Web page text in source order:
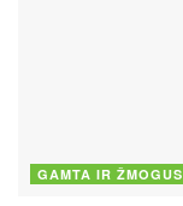
GAMTA IR ŽMOGUS